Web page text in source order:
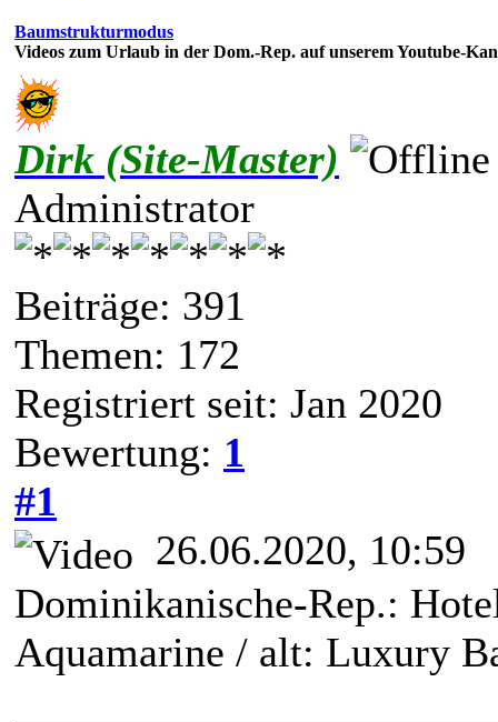
Baumstrukturmodus
Videos zum Urlaub in der Dom.-Rep. auf unserem Youtube-
Dirk (Site-Master)
Administrator
Beiträge: 391
Themen: 172
Registriert seit: Jan 2020
Bewertung: 1
#1
26.06.2020, 10:59
Dominikanische-Rep.:
Aquamarine / alt: Luxury